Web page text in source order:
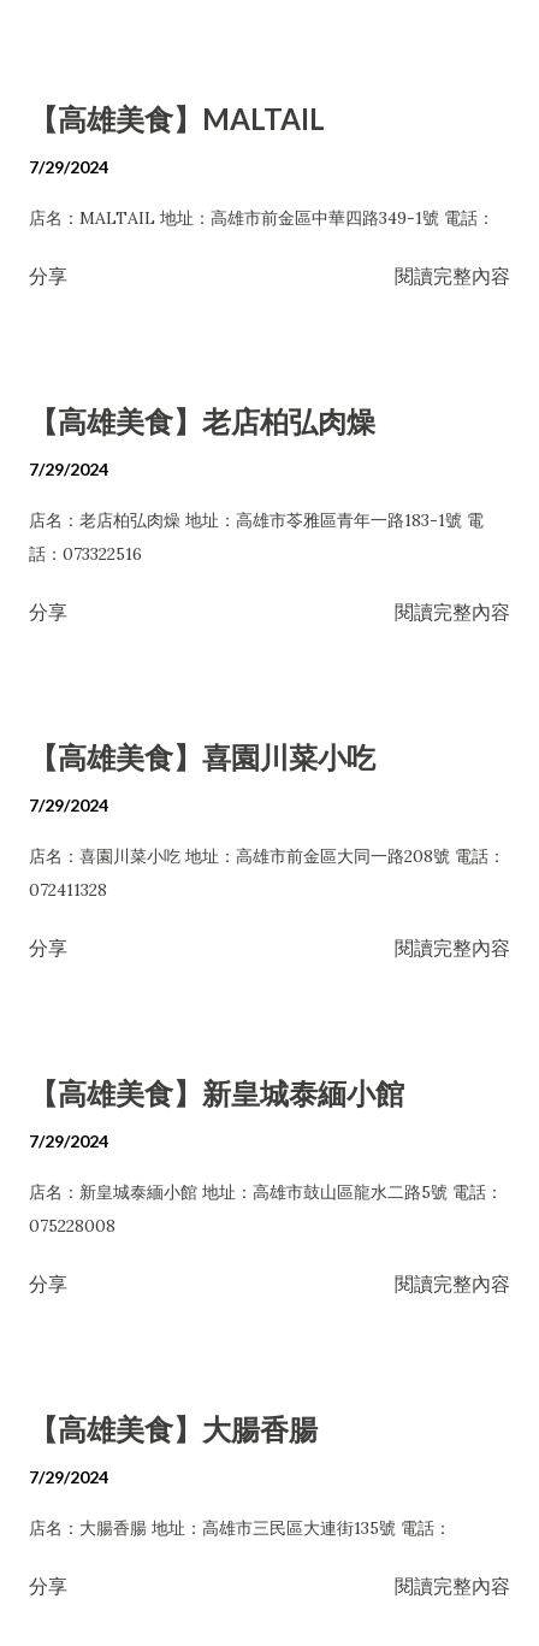
【高雄美食】MALTAIL
7/29/2024
店名：MALTAIL 地址：高雄市前金區中華四路349-1號 電話：
分享 閱讀完整內容
【高雄美食】老店柏弘肉燥
7/29/2024
店名：老店柏弘肉燥 地址：高雄市苓雅區青年一路183-1號 電
話：073322516
分享 閱讀完整內容
【高雄美食】喜園川菜小吃
7/29/2024
店名：喜園川菜小吃 地址：高雄市前金區大同一路208號 電話：
072411328
分享 閱讀完整內容
【高雄美食】新皇城泰緬小館
7/29/2024
店名：新皇城泰緬小館 地址：高雄市鼓山區龍水二路5號 電話：
075228008
分享 閱讀完整內容
【高雄美食】大腸香腸
7/29/2024
店名：大腸香腸 地址：高雄市三民區大連街135號 電話：
分享 閱讀完整內容